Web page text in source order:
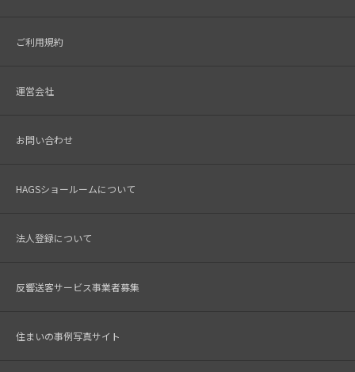
ご利用規約
運営会社
お問い合わせ
HAGSショールームについて
法人登録について
反響送客サービス事業者募集
住まいの事例写真サイト